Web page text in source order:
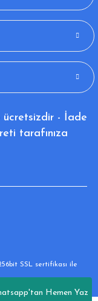
Hemen Yaz
ücretsizdir - İade
tarafınıza
SSL sertifikası ile